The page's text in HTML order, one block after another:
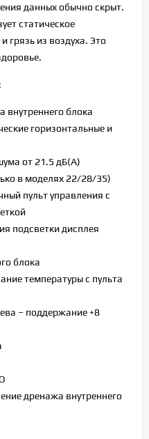
данных обычно скрыт.
статическое
грязь из воздуха. Это
внутреннего блока
горизонтальные и
от 21.5 дБ(А)
в моделях 22/28/35)
пульт управления с
подсветки дисплея
блока
температуры с пульта
– поддержание +8
дренажа внутреннего